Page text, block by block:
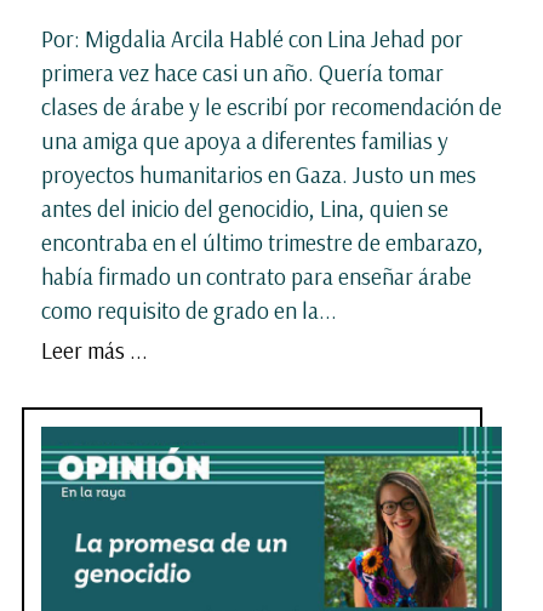
Por: Migdalia Arcila Hablé con Lina Jehad por
primera vez hace casi un año. Quería tomar
clases de árabe y le escribí por recomendación de
una amiga que apoya a diferentes familias y
proyectos humanitarios en Gaza. Justo un mes
antes del inicio del genocidio, Lina, quien se
encontraba en el último trimestre de embarazo,
había firmado un contrato para enseñar árabe
como requisito de grado en la...
Leer más ...